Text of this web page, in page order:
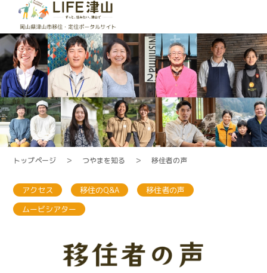
トップページ ＞ つやまを知る ＞ 移住者の声
アクセス 移住のQ&A
移住者の声
ムービシアター